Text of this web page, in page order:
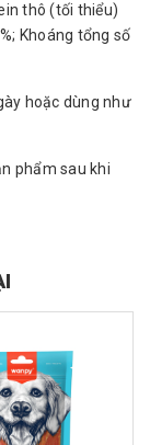
thô (tối thiểu)
Khoáng tổng số
hoặc dùng như
phẩm sau khi